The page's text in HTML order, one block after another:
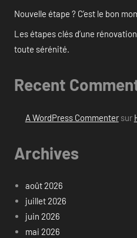
Nouvelle étape ? C’est le bon
Les étapes clés d’une
toute sérénité.
Recent
A WordPress Commentersur
Archives
août 2026
juillet 2026
juin 2026
mai 2026